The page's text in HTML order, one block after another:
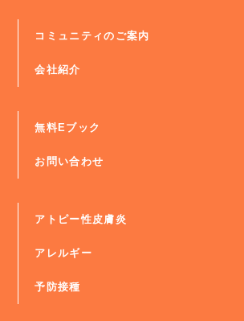
コミュニティのご案内
会社紹介
無料Eブック
お問い合わせ
アトピー性皮膚炎
アレルギー
予防接種